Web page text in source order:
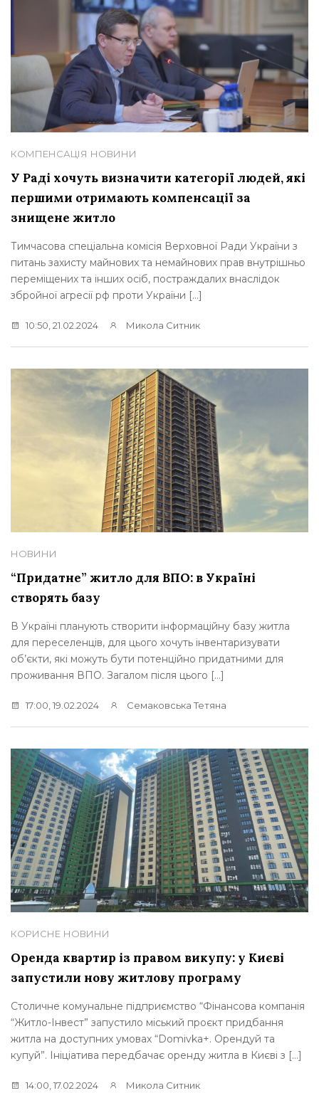
КОМПЕНСАЦІЯ НОВИНИ
У Раді хочуть визначити категорії людей, які
першими отримають компенсації за
знищене житло
Тимчасова спеціальна комісія Верховної Ради України з
питань захисту майнових та немайнових прав внутрішньо
переміщених та інших осіб, постраждалих внаслідок
збройної агресії рф проти України […]
10:50, 21.02.2024 Микола Ситник
НОВИНИ
“Придатне” житло для ВПО: в Україні
створять базу
В Україні планують створити інформаційну базу житла
для переселенців, для цього хочуть інвентаризувати
об’єкти, які можуть бути потенційно придатними для
проживання ВПО. Загалом після цього […]
17:00, 19.02.2024 Семаковська Тетяна
КОРИСНЕ НОВИНИ
Оренда квартир із правом викупу: у Києві
запустили нову житлову програму
Столичне комунальне підприємство “Фінансова компанія
“Житло-Інвест” запустило міський проєкт придбання
житла на доступних умовах “Domivka+. Орендуй та
купуй”. Ініціатива передбачає оренду житла в Києві з […]
14:00, 17.02.2024 Микола Ситник